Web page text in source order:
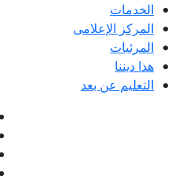
الخدمات
المركز الإعلامى
المرئيات
هذا ديننا
التعليم عن بعد